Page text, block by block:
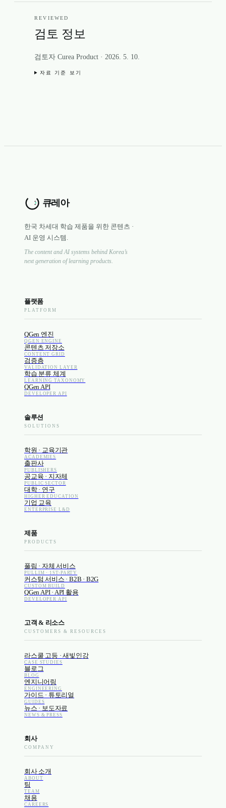
REVIEWED
검토 정보
검토자 Curea Product · 2026. 5. 10.
자료 기준 보기
한국 차세대 학습 제품을 위한 콘텐츠 ·
AI 운영 시스템.
The content and AI systems behind Korea’s
next generation of learning products.
플랫폼
PLATFORM
QGen 엔진
QGEN ENGINE
콘텐츠 저장소
CONTENT GRID
검증층
VALIDATION LAYER
학습 분류 체계
LEARNING TAXONOMY
QGen API
DEVELOPER API
솔루션
SOLUTIONS
학원 · 교육기관
ACADEMIES
출판사
PUBLISHERS
공교육 · 지자체
PUBLIC SECTOR
대학 · 연구
HIGHER EDUCATION
기업 교육
ENTERPRISE L&D
제품
PRODUCTS
풀림 · 자체 서비스
PULLIM · 1ST-PARTY
커스텀 서비스 · B2B · B2G
CUSTOM BUILD
QGen API · API 활용
DEVELOPER API
고객 & 리소스
CUSTOMERS & RESOURCES
라스쿨 고등 · 새빛인강
CASE STUDIES
블로그
BLOG
엔지니어링
ENGINEERING
가이드 · 튜토리얼
GUIDES
뉴스 · 보도자료
NEWS & PRESS
회사
COMPANY
회사 소개
ABOUT
팀
TEAM
채용
CAREERS